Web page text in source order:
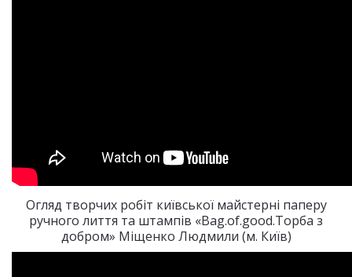
Огляд творчих робіт київської майстерні паперу
ручного лиття та штампів «Bag.of.good.Торба з
добром» Міщенко Людмили (м. Київ)